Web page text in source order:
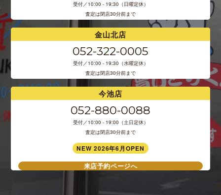
受付／10:00 - 19:30（日曜定休）
査定は閉店30分前まで
金山北店
052-322-0005
受付／10:00 - 19:30（水曜定休）
査定は閉店30分前まで
今池店
052-880-0088
受付／10:00 - 19:00（土日定休）
査定は閉店30分前まで
NEW 2026年6月OPEN
来店予約ページへ